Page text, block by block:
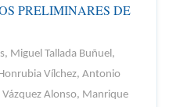
PRELIMINARES DE
Miguel Tallada Buñuel,
Vílchez, Antonio
Vázquez Alonso, Manrique